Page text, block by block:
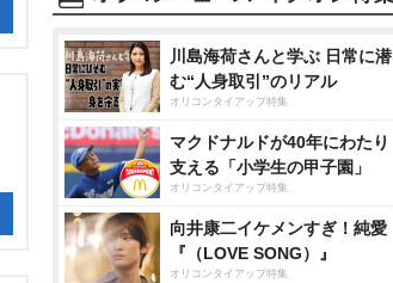
川島海荷さんと学ぶ 日常に潜
む“人身取引”のリアル
オリコンタイアップ特集
マクドナルドが40年にわたり
支える「小学生の甲子園」
オリコンタイアップ特集
向井康二イケメンすぎ！純愛
『（LOVE SONG）』
オリコンタイアップ特集